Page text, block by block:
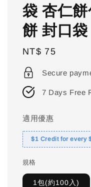
袋 杏仁
餅 封口
Regular
price
NT$ 75
Secure
7 Days Free
適用優惠
$1 Credit for every
規格
1包(約100入)